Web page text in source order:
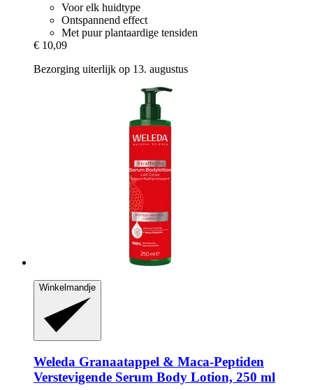
Voor elk huidtype
Ontspannend effect
Met puur plantaardige tensiden
€ 10,09
Bezorging uiterlijk op 13. augustus
Winkelmandje
Weleda Granaatappel & Maca-​Peptiden
Verstevigende Serum Body Lotion, 250 ml